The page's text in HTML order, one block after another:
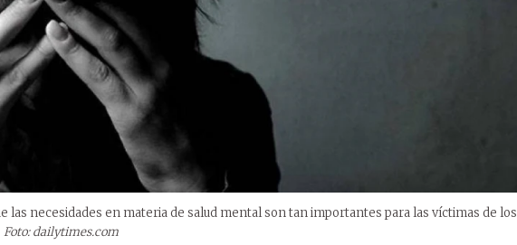
las necesidades en materia de salud mental son tan importantes para las víctimas de los
Foto: dailytimes.com